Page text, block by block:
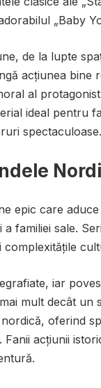
„Baby
de la lupte
acțiunea bine
al
ideal pentru
spectaculoase.
epic care
familiei sale.
iar
mult decât
oferind
acțiunii